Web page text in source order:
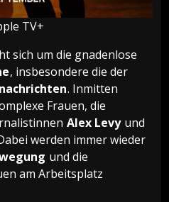
TV+
sich um die gnadenlose
, insbesondere die der
. Inmitten
Frauen, die
Alex Levy und
werden immer wieder
und die
am Arbeitsplatz